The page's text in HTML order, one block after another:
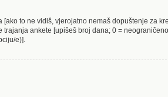
to ne vidiš, vjerojatno nemaš dopuštenje za
ankete [upišeš broj dana; 0 =
e)].